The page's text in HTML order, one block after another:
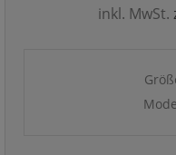
inkl. MwSt.